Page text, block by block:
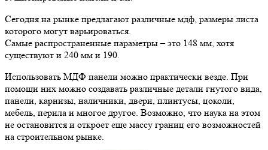
Сегодня на рынке предлагают различные мдф, размеры листа
которого могут варьироваться.
Самые распространенные параметры – это 148 мм, хотя
существуют и 240 мм и 190.
Использовать МДФ панели можно практически везде. При
помощи них можно создавать различные детали гнутого вида,
панели, карнизы, наличники, двери, плинтусы, цоколи,
мебель, перила и многое другое. Возможно, что наука на этом
не остановится и откроет еще массу границ его возможностей
на строительном рынке.